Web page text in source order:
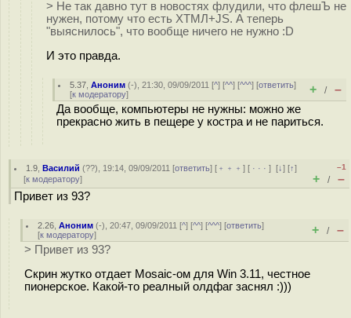
> Не так давно тут в новостях флудили, что флешЪ не
нужен, потому что есть ХТМЛ+JS. А теперь
"выяснилось", что вообще ничего не нужно :D
И это правда.
5.37 ,Аноним (-), 21:30, 09/09/2011 [^] [^^] [^^^] [ответить]
[к модератору] + / –
Да вообще, компьютеры не нужны: можно же
прекрасно жить в пещере у костра и не париться.
1.9 ,Василий (??), 19:14, 09/09/2011 [ответить] [ ﹢﹢﹢] [ · · ·][↓] [↑]
[к модератору]
–1
+ / –
Привет из 93?
2.26 ,Аноним (-), 20:47, 09/09/2011 [^] [^^] [^^^] [ответить]
[к модератору] + / –
> Привет из 93?
Скрин жутко отдает Mosaic-ом для Win 3.11, честное
пионерское. Какой-то реалный олдфаг заснял :)))